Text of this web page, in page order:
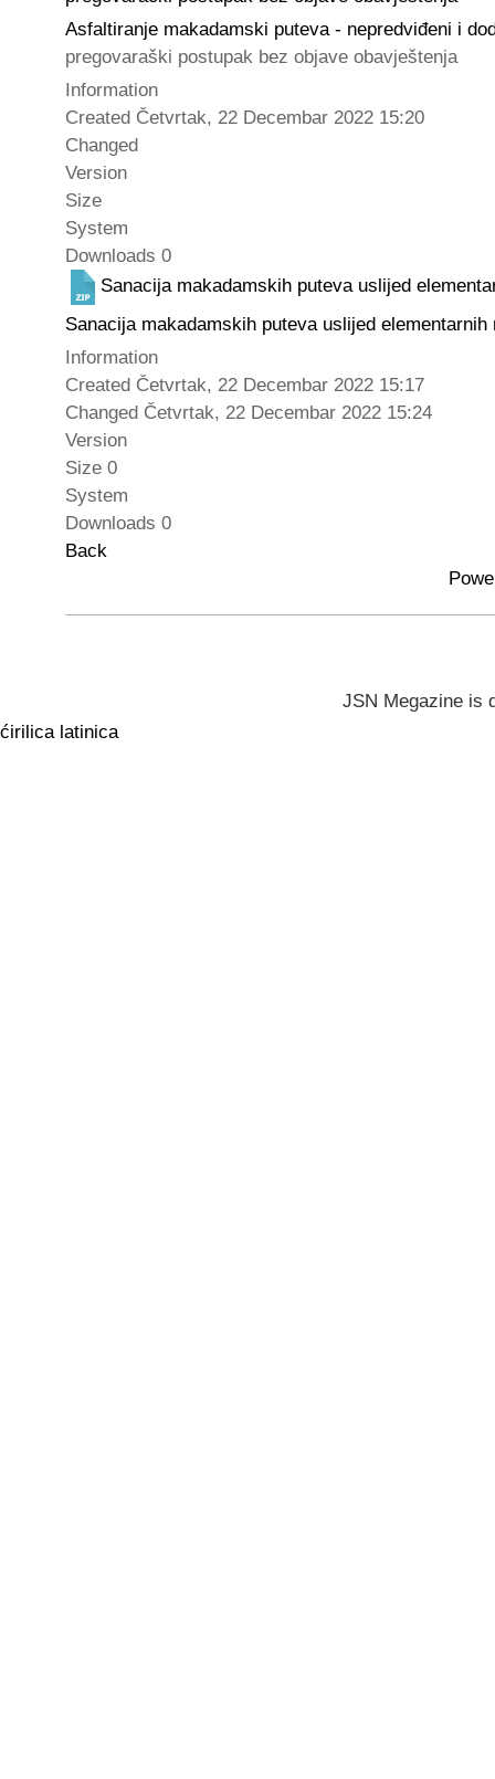
Asfaltiranje makadamski puteva - nepredviđeni i
pregovaraški postupak bez objave obavještenja
Information
Created Četvrtak, 22 Decembar 2022 15:20
Changed
Version
Size
System
Downloads 0
Sanacija makadamskih puteva uslijed
Sanacija makadamskih puteva uslijed
Information
Created Četvrtak, 22 Decembar 2022 15:17
Changed Četvrtak, 22 Decembar 2022 15:24
Version
Size 0
System
Downloads 0
Back
JSN Megazine is
ćirilica latinica